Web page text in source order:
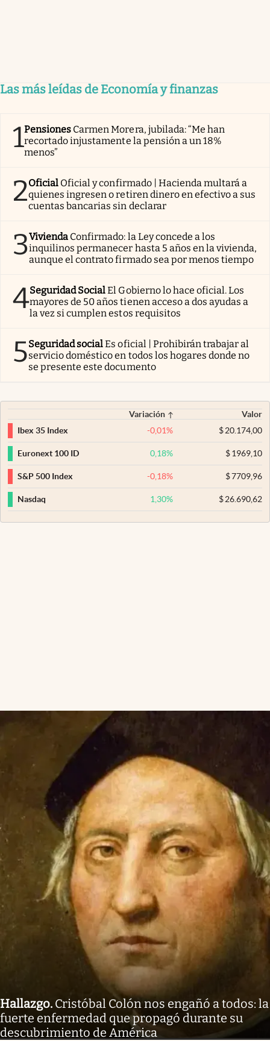
Las más leídas de Economía y finanzas
1Pensiones Carmen Morera, jubilada: “Me han
recortado injustamente la pensión a un 18%
menos”
2Oficial Oficial y confirmado | Hacienda multará a
quienes ingresen o retiren dinero en efectivo a sus
cuentas bancarias sin declarar
3Vivienda Confirmado: la Ley concede a los
inquilinos permanecer hasta 5 años en la vivienda,
aunque el contrato firmado sea por menos tiempo
4Seguridad SocialEl Gobierno lo hace oficial. Los
mayores de 50 años tienen acceso a dos ayudas a
la vez si cumplen estos requisitos
5Seguridad socialEs oficial | Prohibirán trabajar al
servicio doméstico en todos los hogares donde no
se presente este documento
Variación
Valor
Ibex 35 Index
-0,01% $20.174,00
Euronext 100 ID 0,18% $1969,10
S&P 500 Index -0,18% $7709,96
Nasdaq 1,30% $26.690,62
Hallazgo. Cristóbal Colón nos engañó a todos: la
fuerte enfermedad que propagó durante su
descubrimiento de América